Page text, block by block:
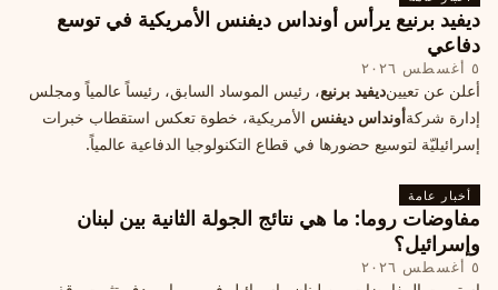
ديفيد برنيع يرأس أونداس ديفنس الأمريكية في توسع
دفاعي
٥ أغسطس ٢٠٢٦
أعلن عن تعيينديفيد برنيع، رئيس الموساد السابق، رئيساً عالمياً ومجلس
إدارة شركةأونداس ديفنس الأمريكية، خطوة تعكس استقطاب خبرات
إسرائيليّة لتوسيع حضورها في قطاع التكنولوجيا الدفاعية عالمياً.
أخبار عامة
مفاوضات روما: ما هي نتائج الجولة الثانية بين لبنان
وإسرائيل؟
٥ أغسطس ٢٠٢٦